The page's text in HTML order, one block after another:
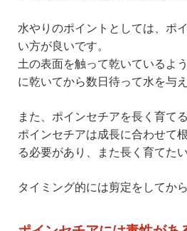
水やりのポイントとしては、ポ
い方が良いです。
土の表面を触って乾いているよ
に乾いてから数日待って水を与
また、ポインセチアを長く育て
ポインセチアは成長に合わせて
る必要があり、また長く育てた
タイミング的には剪定をしてか